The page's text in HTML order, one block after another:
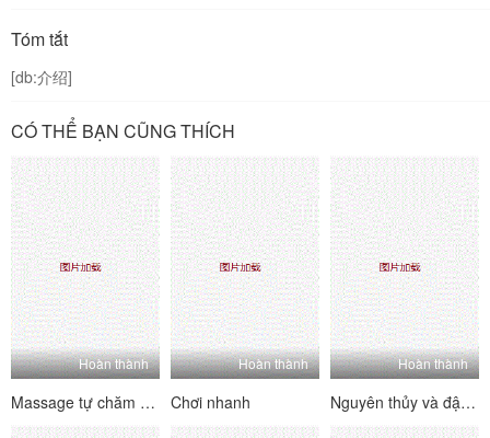
Tóm tắt
[db:介绍]
CÓ THỂ BẠN CŨNG THÍCH
Hoàn thành
Massage tự chăm sóc
Hoàn thành
Chơi nhanh
Hoàn thành
Nguyên thủy và đập mạnh